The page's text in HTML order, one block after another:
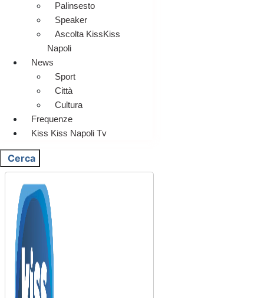
Palinsesto
Speaker
Ascolta KissKiss
Napoli
News
Sport
Città
Cultura
Frequenze
Kiss Kiss Napoli Tv
Cerca